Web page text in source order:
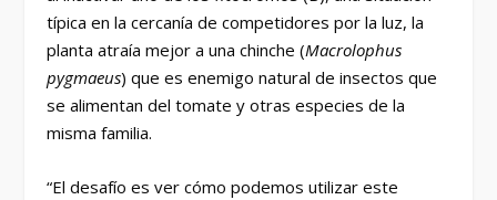
típica en la cercanía de competidores por la luz, la
planta atraía mejor a una chinche (Macrolophus
pygmaeus) que es enemigo natural de insectos que
se alimentan del tomate y otras especies de la
misma familia.
“El desafío es ver cómo podemos utilizar este